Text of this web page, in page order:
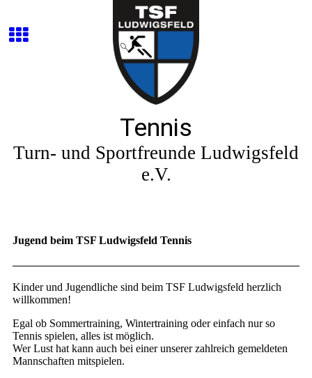
Tennis
Turn- und Sportfreunde Ludwigsfeld
e.V.
Jugend beim TSF Ludwigsfeld Tennis
Kinder und Jugendliche sind beim TSF Ludwigsfeld herzlich
willkommen!
Egal ob Sommertraining, Wintertraining oder einfach nur so
Tennis spielen, alles ist möglich.
Wer Lust hat kann auch bei einer unserer zahlreich gemeldeten
Mannschaften mitspielen.